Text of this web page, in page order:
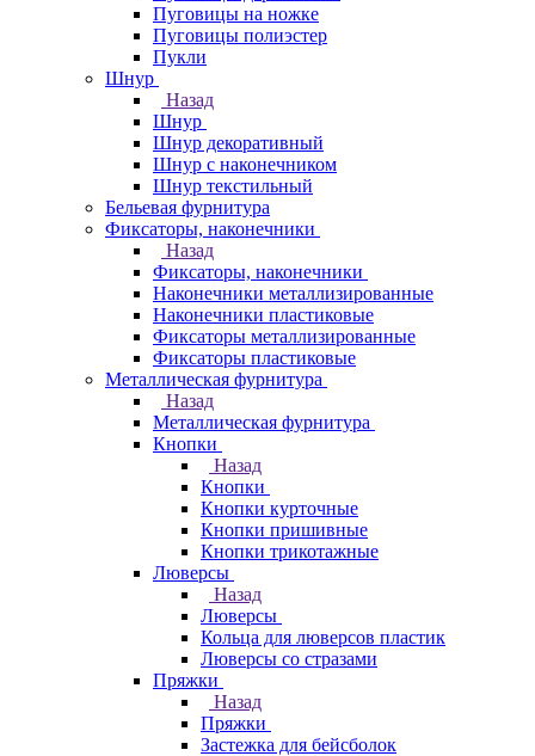
Пуговицы на ножке
Пуговицы полиэстер
Пукли
Шнур
Назад
Шнур
Шнур декоративный
Шнур с наконечником
Шнур текстильный
Бельевая фурнитура
Фиксаторы, наконечники
Назад
Фиксаторы, наконечники
Наконечники металлизированные
Наконечники пластиковые
Фиксаторы металлизированные
Фиксаторы пластиковые
Металлическая фурнитура
Назад
Металлическая фурнитура
Кнопки
Назад
Кнопки
Кнопки курточные
Кнопки пришивные
Кнопки трикотажные
Люверсы
Назад
Люверсы
Кольца для люверсов пластик
Люверсы со стразами
Пряжки
Назад
Пряжки
Застежка для бейсболок